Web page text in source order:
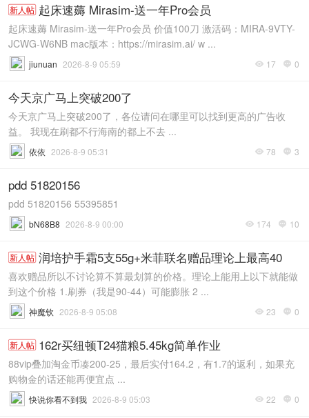
新人帖 起床速薅 Mirasim-送一年Pro会员
起床速薅 Mirasim-送一年Pro会员 价值100刀 激活码：MIRA-9VTY-
JCWG-W6NB mac版本：https://mirasim.ai/ w ...
 17  0
jiunuan 2026-8-9 05:59
今天京广马上突破200了
今天京广马上突破200了，各位请问在哪里可以找到更高的广告收
益。 我现在刷都不行海南的都上不去 ...
 78  3
依依 2026-8-9 05:31
pdd 51820156
pdd 51820156 55395851
 174  10
bN68B8 2026-8-9 00:00
新人帖 润培护手霜5支55g+米菲联名赠品理论上最高40
喜欢赠品所以不讨论算不算最划算的价格。理论上能用上以下就能做
到这个价格 1.刷券（我是90-44）可能膨胀 2 ...
 23  0
神魔钦 2026-8-9 05:08
新人帖 162r买纽顿T24猫粮5.45kg简单作业
88vip叠加淘金币凑200-25，最后实付164.2，有1.7的返利，如果充
购物金的话还能再便宜点 ...
 22  0
快说你看不到我 2026-8-9 05:03